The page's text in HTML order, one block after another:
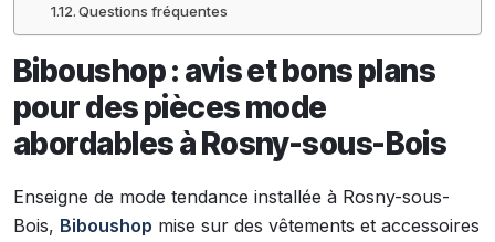
Questions fréquentes
Biboushop : avis et bons plans
pour des pièces mode
abordables à Rosny-sous-Bois
Enseigne de mode tendance installée à Rosny-sous-
Bois, Biboushop mise sur des vêtements et accessoires